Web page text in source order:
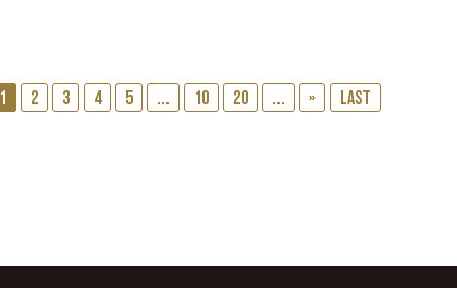
1 2 3 4 5 ... 10 20 ... » Last